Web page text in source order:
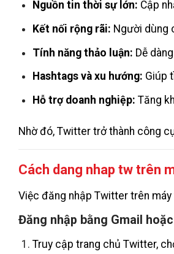
Nguồn tin thời sự lớn: Cập
Kết nối rộng rãi: Người dùng
Tính năng thảo luận: Dễ
Hashtags và xu hướng: Giúp
Hỗ trợ doanh nghiệp: Tăng
Nhờ đó, Twitter trở thành công
Cách dang nhap tw trên
Việc đăng nhập Twitter trên
Đăng nhập bằng Gmail
Truy cập trang chủ Twitter,